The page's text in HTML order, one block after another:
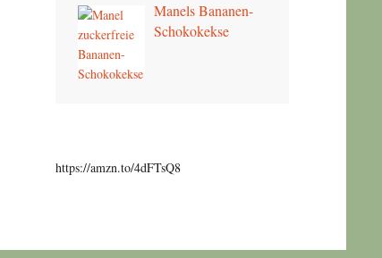
Manels Bananen-
Schokokekse
https://amzn.to/4dFTsQ8